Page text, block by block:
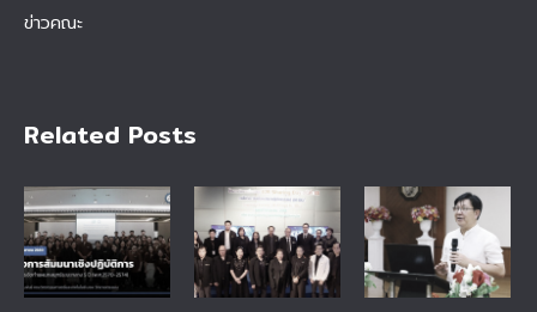
ข่าวคณะ
Related Posts